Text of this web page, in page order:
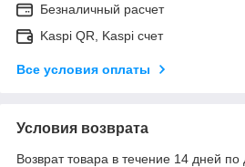
Безналичный расчет
Kaspi QR, Kaspi счет
Все условия оплаты
Условия возврата
Возврат товара в течение 14 дней по